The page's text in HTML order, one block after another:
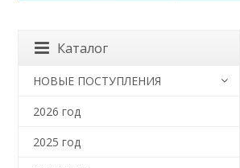
Каталог
НОВЫЕ ПОСТУПЛЕНИЯ
2026 год
2025 год